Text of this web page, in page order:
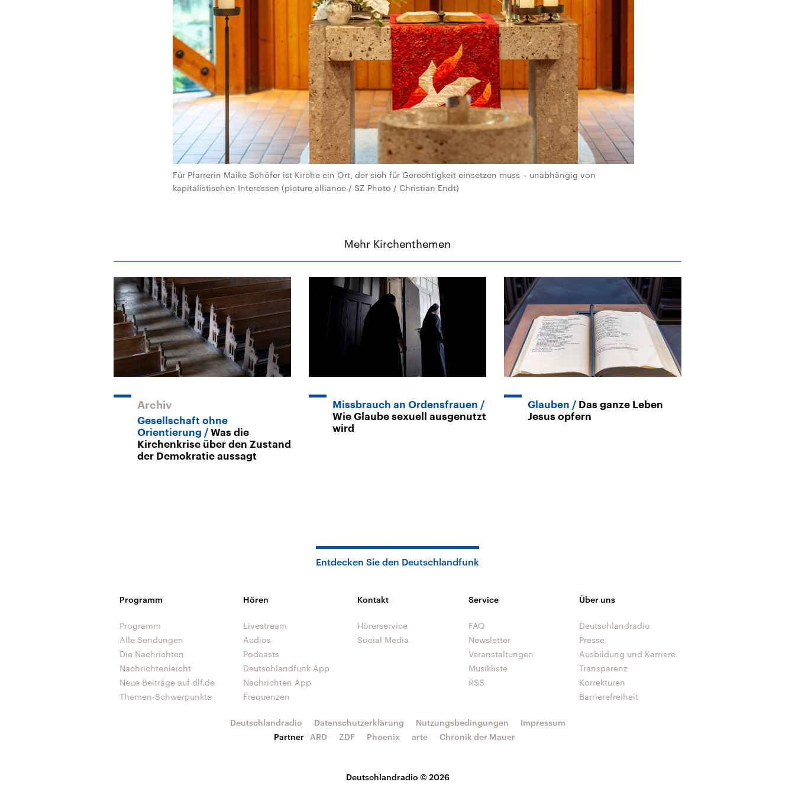
Für Pfarrerin Maike Schöfer ist Kirche ein Ort, der sich für Gerechtigkeit einsetzen muss – unabhängig von
kapitalistischen Interessen (picture alliance / SZ Photo / Christian Endt)
Mehr Kirchenthemen
Archiv
Gesellschaft ohne
Orientierung
Was die
Kirchenkrise über den Zustand
der Demokratie aussagt
Missbrauch an Ordensfrauen
Wie Glaube sexuell ausgenutzt
wird
Glauben
Das ganze Leben
Jesus opfern
Entdecken Sie den Deutschlandfunk
Programm
Programm
Alle Sendungen
Die Nachrichten
Nachrichtenleicht
Neue Beiträge auf dlf.de
Themen-Schwerpunkte
Hören
Livestream
Audios
Podcasts
Deutschlandfunk App
Nachrichten App
Frequenzen
Kontakt
Hörerservice
Social Media
Service
FAQ
Newsletter
Veranstaltungen
Musikliste
RSS
Über uns
Deutschlandradio
Presse
Ausbildung und Karriere
Transparenz
Korrekturen
Barrierefreiheit
Deutschlandradio © 2026
Deutschlandradio Datenschutzerklärung Nutzungsbedingungen
Impressum
Partner
ARD ZDF Phoenix arte Chronik der Mauer